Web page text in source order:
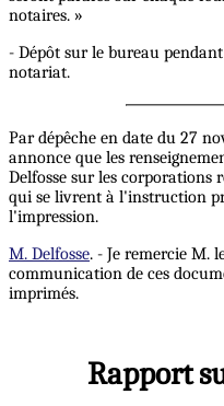
notaires. »
- Dépôt sur le bureau
notariat.
Par dépêche en date du 27
annonce que les
Delfosse sur les corporations
qui se livrent à l'instruction
l'impression.
M. Delfosse. - Je remercie M.
communication de ces
imprimés.
Rapport